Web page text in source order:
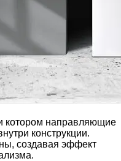
котором направляющие
конструкции.
создавая эффект